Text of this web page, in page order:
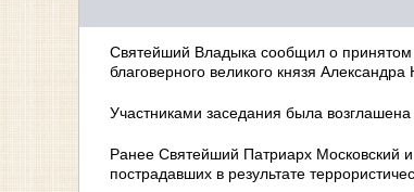
Святейший Владыка сообщил о принятом
благоверного великого князя Александра
Участниками заседания была
Ранее Святейший Патриарх Московский
пострадавших в результате